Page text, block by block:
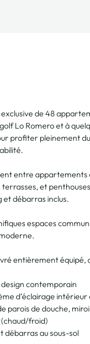
de 48
Lo Romero et à
profiter pleinement
entre
et
et débarras inclus.
espaces
entièrement équipé,
contemporain
d’éclairage
parois de douche,
froid)
débarras au sous-sol